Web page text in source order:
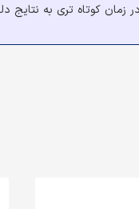
کوتاه تری به نتایج